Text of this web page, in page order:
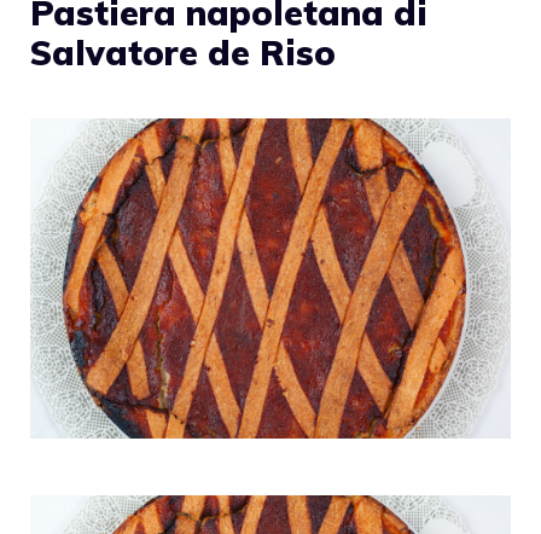
Pastiera napoletana di
Salvatore de Riso